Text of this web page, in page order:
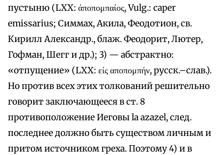
пустыню (LXX: άποπομπαίος, Vulg.: сареr
emissarius; Симмах, Акила, Феодотион, св.
Кирилл Александр., блаж. Феодорит, Лютер,
Гофман, Шегг и др.); 3) — абстрактно:
«отпущение» (LXX: είς αποπομπήν, русск.–слав.).
Но против всех этих толкований решительно
говорит заключающееся в ст. 8
противоположение Иеговы la azazel, след.
последнее должно быть существом личным и
притом источником греха. Поэтому 4) и в